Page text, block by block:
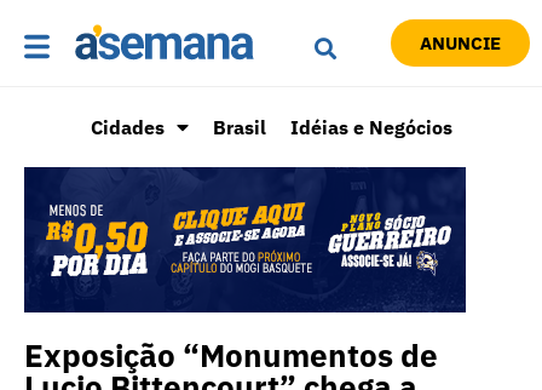
ANUNCIE
Cidades Brasil Idéias e Negócios
Exposição “Monumentos de